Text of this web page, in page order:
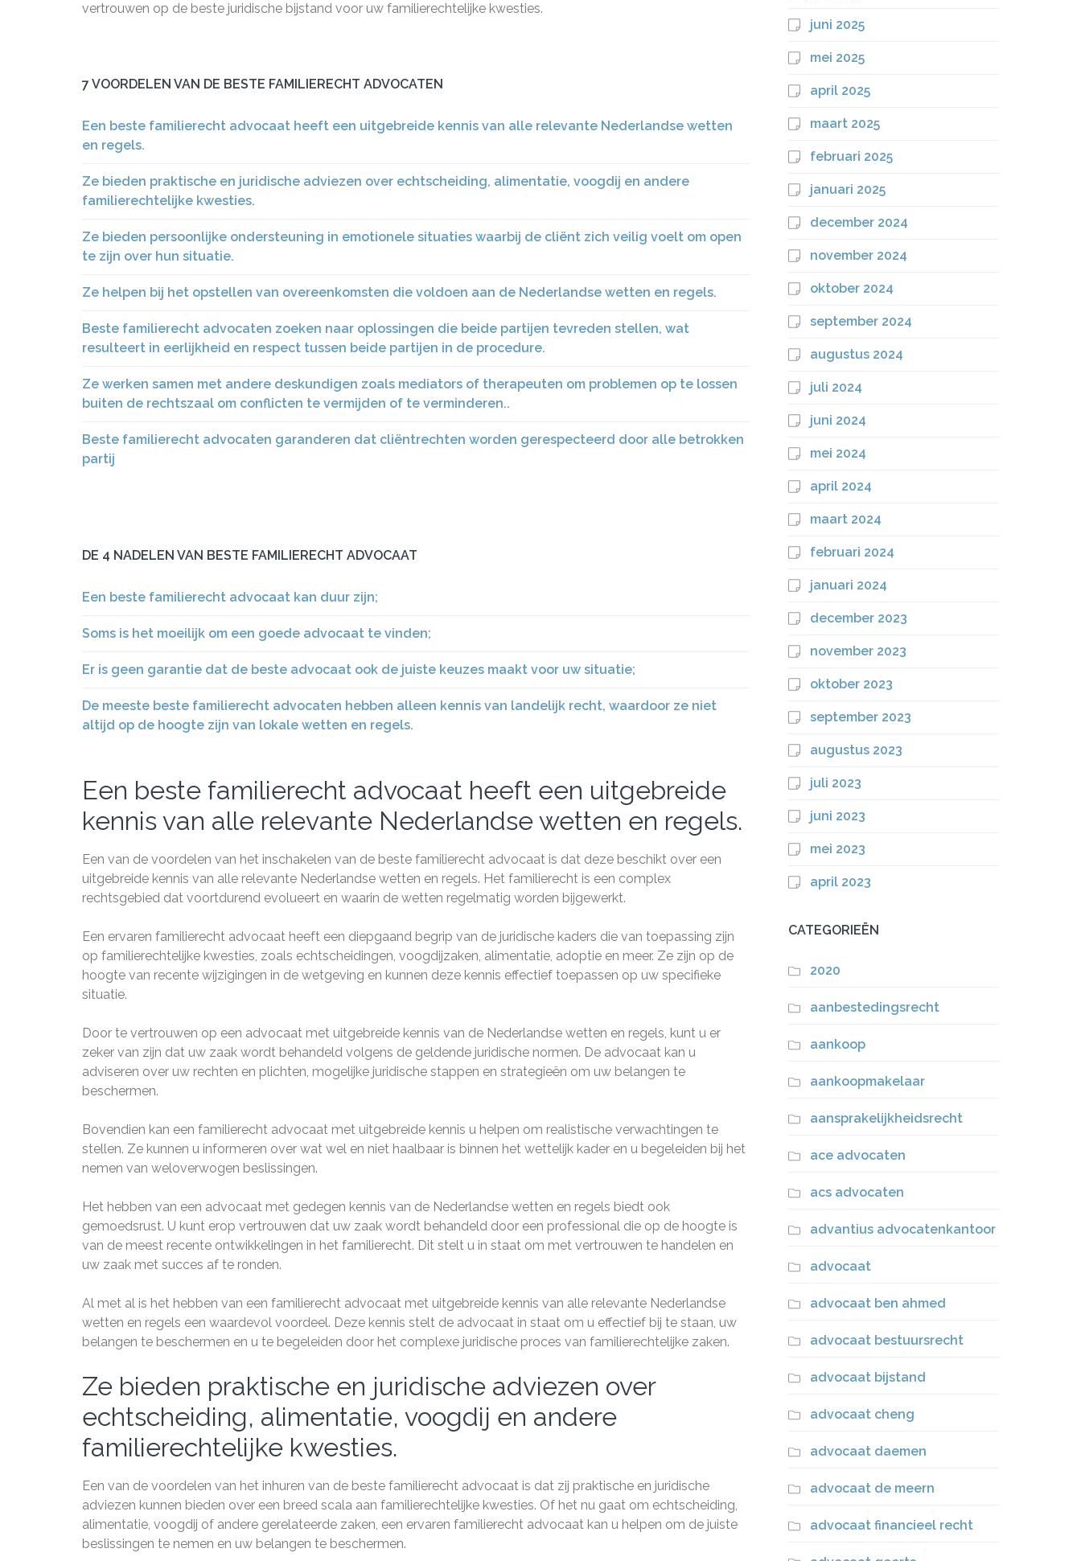
vertrouwen op de beste juridische bijstand voor uw familierechtelijke kwesties.
7 VOORDELEN VAN DE BESTE FAMILIERECHT ADVOCATEN
Een beste familierecht advocaat heeft een uitgebreide kennis van alle relevante Nederlandse wetten
en regels.
Ze bieden praktische en juridische adviezen over echtscheiding, alimentatie, voogdij en andere
familierechtelijke kwesties.
Ze bieden persoonlijke ondersteuning in emotionele situaties waarbij de cliënt zich veilig voelt om open
te zijn over hun situatie.
Ze helpen bij het opstellen van overeenkomsten die voldoen aan de Nederlandse wetten en regels.
Beste familierecht advocaten zoeken naar oplossingen die beide partijen tevreden stellen, wat
resulteert in eerlijkheid en respect tussen beide partijen in de procedure.
Ze werken samen met andere deskundigen zoals mediators of therapeuten om problemen op te lossen
buiten de rechtszaal om conflicten te vermijden of te verminderen..
Beste familierecht advocaten garanderen dat cliëntrechten worden gerespecteerd door alle betrokken
partij
DE 4 NADELEN VAN BESTE FAMILIERECHT ADVOCAAT
Een beste familierecht advocaat kan duur zijn;
Soms is het moeilijk om een goede advocaat te vinden;
Er is geen garantie dat de beste advocaat ook de juiste keuzes maakt voor uw situatie;
De meeste beste familierecht advocaten hebben alleen kennis van landelijk recht, waardoor ze niet
altijd op de hoogte zijn van lokale wetten en regels.
Een beste familierecht advocaat heeft een uitgebreide
kennis van alle relevante Nederlandse wetten en regels.
Een van de voordelen van het inschakelen van de beste familierecht advocaat is dat deze beschikt over een
uitgebreide kennis van alle relevante Nederlandse wetten en regels. Het familierecht is een complex
rechtsgebied dat voortdurend evolueert en waarin de wetten regelmatig worden bijgewerkt.
Een ervaren familierecht advocaat heeft een diepgaand begrip van de juridische kaders die van toepassing zijn
op familierechtelijke kwesties, zoals echtscheidingen, voogdijzaken, alimentatie, adoptie en meer. Ze zijn op de
hoogte van recente wijzigingen in de wetgeving en kunnen deze kennis effectief toepassen op uw specifieke
situatie.
Door te vertrouwen op een advocaat met uitgebreide kennis van de Nederlandse wetten en regels, kunt u er
zeker van zijn dat uw zaak wordt behandeld volgens de geldende juridische normen. De advocaat kan u
adviseren over uw rechten en plichten, mogelijke juridische stappen en strategieën om uw belangen te
beschermen.
Bovendien kan een familierecht advocaat met uitgebreide kennis u helpen om realistische verwachtingen te
stellen. Ze kunnen u informeren over wat wel en niet haalbaar is binnen het wettelijk kader en u begeleiden bij het
nemen van weloverwogen beslissingen.
Het hebben van een advocaat met gedegen kennis van de Nederlandse wetten en regels biedt ook
gemoedsrust. U kunt erop vertrouwen dat uw zaak wordt behandeld door een professional die op de hoogte is
van de meest recente ontwikkelingen in het familierecht. Dit stelt u in staat om met vertrouwen te handelen en
uw zaak met succes af te ronden.
Al met al is het hebben van een familierecht advocaat met uitgebreide kennis van alle relevante Nederlandse
wetten en regels een waardevol voordeel. Deze kennis stelt de advocaat in staat om u effectief bij te staan, uw
belangen te beschermen en u te begeleiden door het complexe juridische proces van familierechtelijke zaken.
Ze bieden praktische en juridische adviezen over
echtscheiding, alimentatie, voogdij en andere
familierechtelijke kwesties.
Een van de voordelen van het inhuren van de beste familierecht advocaat is dat zij praktische en juridische
adviezen kunnen bieden over een breed scala aan familierechtelijke kwesties. Of het nu gaat om echtscheiding,
alimentatie, voogdij of andere gerelateerde zaken, een ervaren familierecht advocaat kan u helpen om de juiste
beslissingen te nemen en uw belangen te beschermen.
juni 2025
mei 2025
april 2025
maart 2025
februari 2025
januari 2025
december 2024
november 2024
oktober 2024
september 2024
augustus 2024
juli 2024
juni 2024
mei 2024
april 2024
maart 2024
februari 2024
januari 2024
december 2023
november 2023
oktober 2023
september 2023
augustus 2023
juli 2023
juni 2023
mei 2023
april 2023
CATEGORIEËN
2020
aanbestedingsrecht
aankoop
aankoopmakelaar
aansprakelijkheidsrecht
ace advocaten
acs advocaten
advantius advocatenkantoor
advocaat
advocaat ben ahmed
advocaat bestuursrecht
advocaat bijstand
advocaat cheng
advocaat daemen
advocaat de meern
advocaat financieel recht